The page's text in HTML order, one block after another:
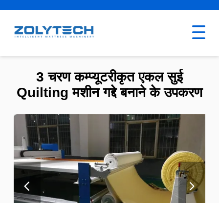
3 चरण कम्प्यूटरीकृत एकल सुई
Quilting मशीन गद्दे बनाने के उपकरण